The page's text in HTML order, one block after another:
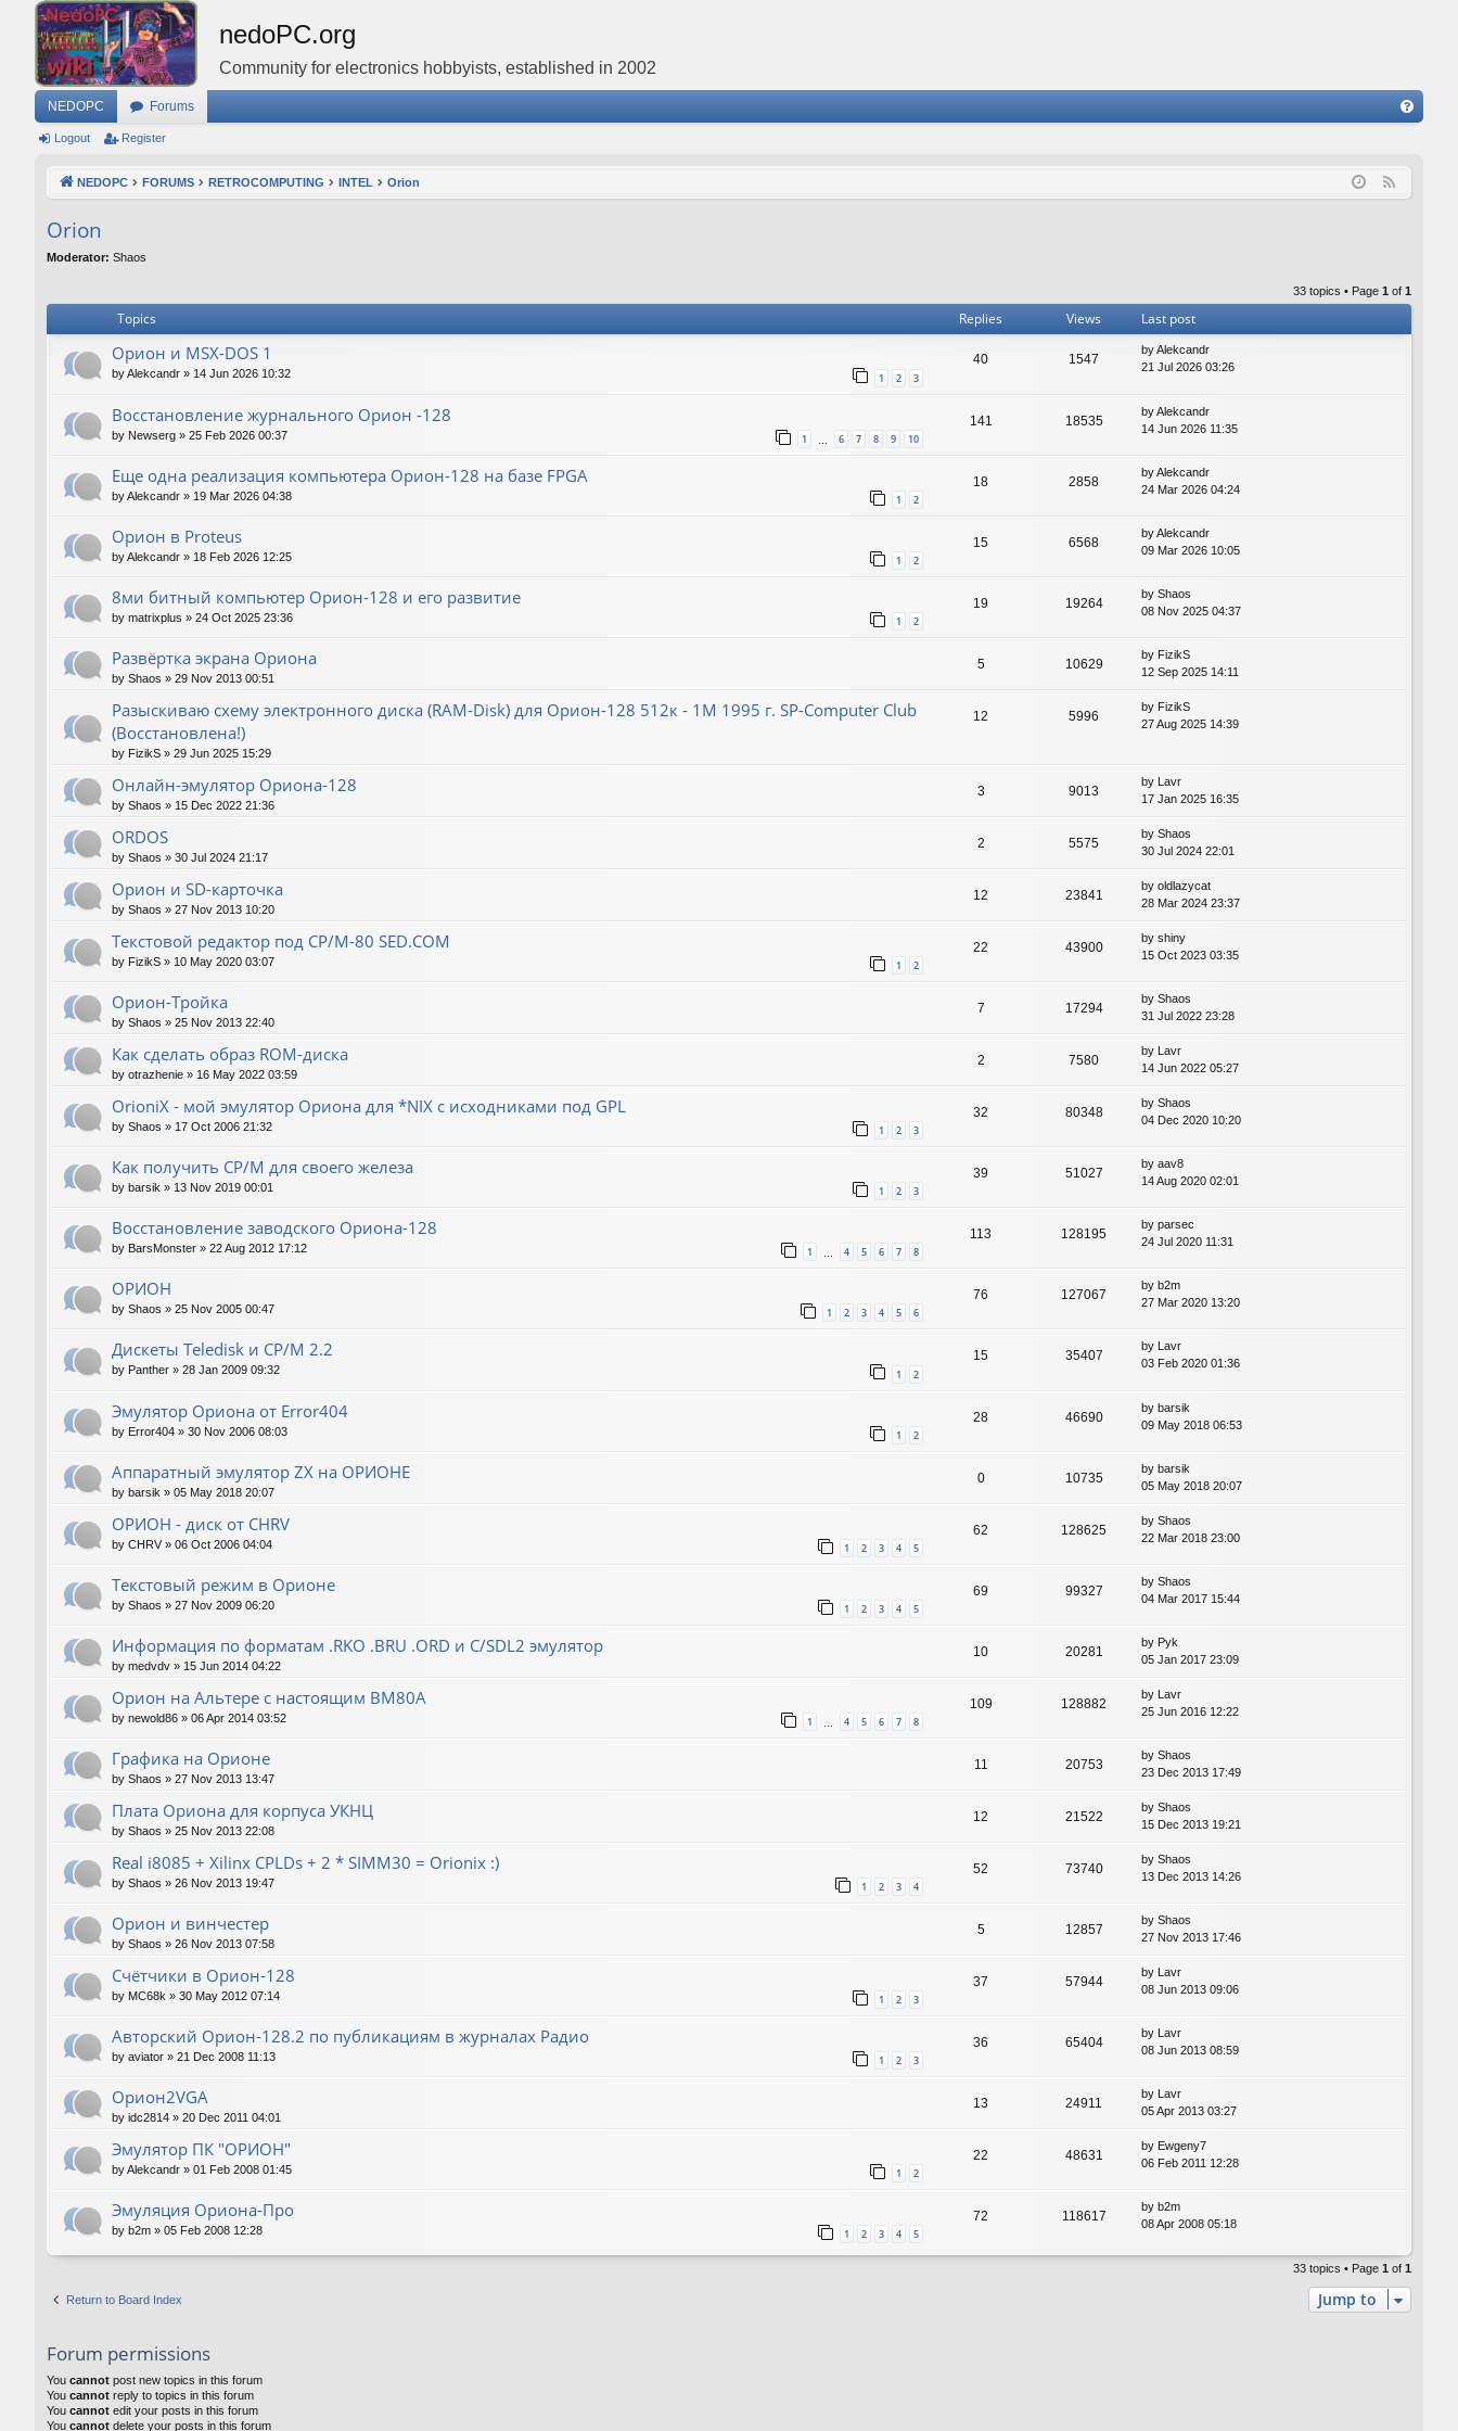
nedoPC.org
Community for electronics hobbyists, established in 2002
NEDOPC Forums
Q
Logout Register
NEDOPC FORUMS RETROCOMPUTING INTEL Orion
Orion
Moderator: Shaos
33 topics • Page 1 of 1
Topics Replies Views Last post
Орион и MSX-DOS 1
byAlekcandr » 14 Jun 2026 10:32 1 2 3
40 1547
byAlekcandr
21 Jul 2026 03:26
Восстановление журнального Орион -128
by Newserg » 25 Feb 2026 00:37 1 6 7 8 9 10
141 18535
byAlekcandr
14 Jun 2026 11:35
Еще одна реализация компьютера Орион-128 на базе FPGA
byAlekcandr » 19 Mar 2026 04:38 1 2
18 2858
byAlekcandr
24 Mar 2026 04:24
Орион в Proteus
byAlekcandr » 18 Feb 2026 12:25 1 2
15 6568
byAlekcandr
09 Mar 2026 10:05
8ми битный компьютер Орион-128 и его развитие
by matrixplus » 24 Oct 2025 23:36 1 2
19 19264
by Shaos
08 Nov 2025 04:37
Развёртка экрана Ориона
by Shaos » 29 Nov 2013 00:51
5 10629
by FizikS
12 Sep 2025 14:11
Разыскиваю схему электронного диска (RAM-Disk) для Орион-128 512к - 1М 1995 г. SP-Computer Club
(Восстановлена!)
by FizikS » 29 Jun 2025 15:29
12 5996
by FizikS
27 Aug 2025 14:39
Онлайн-эмулятор Ориона-128
by Shaos » 15 Dec 2022 21:36
3 9013
by Lavr
17 Jan 2025 16:35
ORDOS
by Shaos » 30 Jul 2024 21:17
2 5575
by Shaos
30 Jul 2024 22:01
Орион и SD-карточка
by Shaos » 27 Nov 2013 10:20
12 23841
by oldlazycat
28 Mar 2024 23:37
Текстовой редактор под CP/M-80 SED.COM
by FizikS » 10 May 2020 03:07 1 2
22 43900
by shiny
15 Oct 2023 03:35
Орион-Тройка
by Shaos » 25 Nov 2013 22:40
7 17294
by Shaos
31 Jul 2022 23:28
Как сделать образ ROM-диска
by otrazhenie » 16 May 2022 03:59
2 7580
by Lavr
14 Jun 2022 05:27
OrioniX - мой эмулятор Ориона для *NIX с исходниками под GPL
by Shaos » 17 Oct 2006 21:32 1 2 3
32 80348
by Shaos
04 Dec 2020 10:20
Как получить CP/M для своего железа
by barsik » 13 Nov 2019 00:01 1 2 3
39 51027
by aav8
14 Aug 2020 02:01
Восстановление заводского Ориона-128
by BarsMonster » 22 Aug 2012 17:12 1 … 4 5 6 7 8
113 128195
by parsec
24 Jul 2020 11:31
ОРИОН
by Shaos » 25 Nov 2005 00:47 1 2 3 4 5 6
76 127067
by b2m
27 Mar 2020 13:20
Дискеты Teledisk и CP/M 2.2
by Panther » 28 Jan 2009 09:32 1 2
15 35407
by Lavr
03 Feb 2020 01:36
Эмулятор Ориона от Error404
by Error404 » 30 Nov 2006 08:03 1 2
28 46690
by barsik
09 May 2018 06:53
Аппаратный эмулятор ZX на ОРИОНЕ
by barsik » 05 May 2018 20:07
0 10735
by barsik
05 May 2018 20:07
ОРИОН - диск от CHRV
by CHRV » 06 Oct 2006 04:04 1 2 3 4 5
62 128625
by Shaos
22 Mar 2018 23:00
Текстовый режим в Орионе
by Shaos » 27 Nov 2009 06:20 1 2 3 4 5
69 99327
by Shaos
04 Mar 2017 15:44
Информация по форматам .RKO .BRU .ORD и С/SDL2 эмулятор
by medvdv » 15 Jun 2014 04:22
10 20281
by Pyk
05 Jan 2017 23:09
Орион на Альтере с настоящим ВМ80А
by newold86 » 06 Apr 2014 03:52 1 4 5 6 7 8
109 128882
by Lavr
25 Jun 2016 12:22
Графика на Орионе
by Shaos » 27 Nov 2013 13:47
11 20753
by Shaos
23 Dec 2013 17:49
Плата Ориона для корпуса УКНЦ
by Shaos » 25 Nov 2013 22:08
12 21522
by Shaos
15 Dec 2013 19:21
Real i8085 + Xilinx CPLDs + 2 * SIMM30 = Orionix :)
by Shaos » 26 Nov 2013 19:47 1 2 3 4
52 73740
by Shaos
13 Dec 2013 14:26
Орион и винчестер
by Shaos » 26 Nov 2013 07:58
5 12857
by Shaos
27 Nov 2013 17:46
Счётчики в Орион-128
by MC68k » 30 May 2012 07:14 1 2 3
37 57944
by Lavr
08 Jun 2013 09:06
Авторский Орион-128.2 по публикациям в журналах Радио
by aviator » 21 Dec 2008 11:13 1 2 3
36 65404
by Lavr
08 Jun 2013 08:59
Орион2VGA
by idc2814 » 20 Dec 2011 04:01
13 24911
by Lavr
05 Apr 2013 03:27
Эмулятор ПК "ОРИОН"
byAlekcandr » 01 Feb 2008 01:45 1 2
22 48631
by Ewgeny7
06 Feb 2011 12:28
Эмуляция Ориона-Про
by b2m » 05 Feb 2008 12:28 1 2 3 4 5
72 118617
by b2m
08 Apr 2008 05:18
33 topics • Page 1 of 1
Return to Board Index Jump to
Forum permissions
You cannot post new topics in this forum
You cannot reply to topics in this forum
You cannot edit your posts in this forum
You cannot delete your posts in this forum